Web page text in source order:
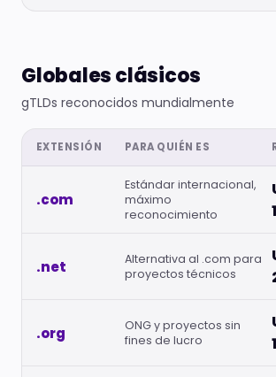
Globales clásicos
gTLDs reconocidos mundialmente
EXTENSIÓN PARA QUIÉN ES
.com
Estándar internacional,
máximo
reconocimiento
.net
Alternativa al .com para
proyectos técnicos
.org
ONG y proyectos sin
fines de lucro